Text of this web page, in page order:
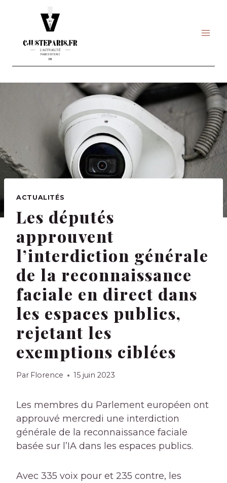
ACTUALITÉS
Les députés
approuvent
l’interdiction générale
de la reconnaissance
faciale en direct dans
les espaces publics,
rejetant les
exemptions ciblées
Par Florence 15 juin 2023
Les membres du Parlement européen ont
approuvé mercredi une interdiction
générale de la reconnaissance faciale
basée sur l’IA dans les espaces publics.
Avec 335 voix pour et 235 contre, les